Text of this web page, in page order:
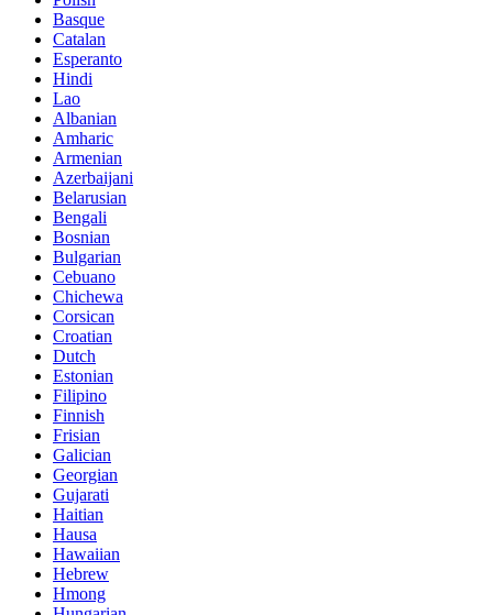
Basque
Catalan
Esperanto
Hindi
Lao
Albanian
Amharic
Armenian
Azerbaijani
Belarusian
Bengali
Bosnian
Bulgarian
Cebuano
Chichewa
Corsican
Croatian
Dutch
Estonian
Filipino
Finnish
Frisian
Galician
Georgian
Gujarati
Haitian
Hausa
Hawaiian
Hebrew
Hmong